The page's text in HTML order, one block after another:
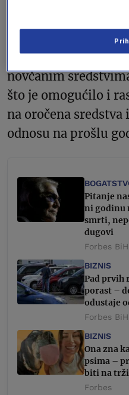
proširenje LTE
optičkih mreža i
zadržala snažnu
novčanim
što je omogućilo i
na oročena sredstva
odnosu na prošlu
Pitanje
ni godinu
smrti,
dugovi
Forbes BiH
BIZNIS
Pad prvih
porast –
odustaje
Forbes BiH
BIZNIS
Ona zna
psima –
biti na
Forbes